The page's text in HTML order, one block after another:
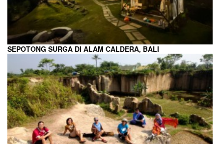
SEPOTONG SURGA DI ALAM CALDERA, BALI